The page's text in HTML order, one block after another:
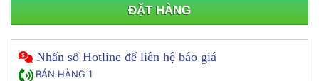
ĐẶT HÀNG
Nhấn số Hotline để liên hệ báo giá
BÁN HÀNG 1